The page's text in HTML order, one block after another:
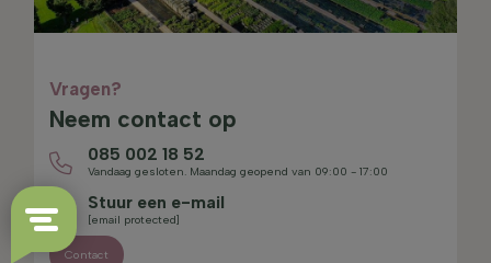
Vragen?
Neem contact op
085 002 18 52
Vandaag gesloten. Maandag geopend van 09:00 - 17:00
Stuur een e-mail
[email protected]
Contact